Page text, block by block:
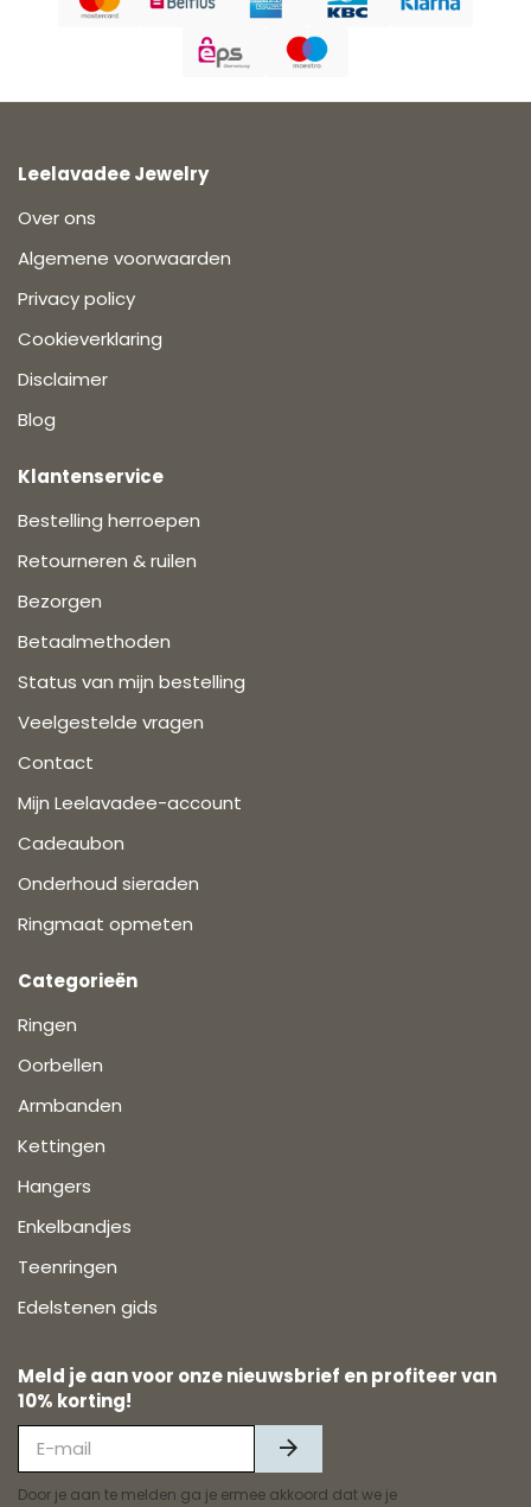
Leelavadee Jewelry
Over ons
Algemene voorwaarden
Privacy policy
Cookieverklaring
Disclaimer
Blog
Klantenservice
Bestelling herroepen
Retourneren & ruilen
Bezorgen
Betaalmethoden
Status van mijn bestelling
Veelgestelde vragen
Contact
Mijn Leelavadee-account
Cadeaubon
Onderhoud sieraden
Ringmaat opmeten
Categorieën
Ringen
Oorbellen
Armbanden
Kettingen
Hangers
Enkelbandjes
Teenringen
Edelstenen gids
Meld je aan voor onze nieuwsbrief en profiteer van
10% korting!
Door je aan te melden ga je ermee akkoord dat we je